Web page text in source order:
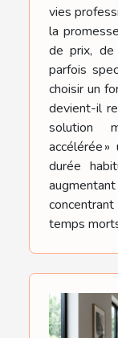
vies
la
de prix, de
parfois
choisir un
devient-il
solution
accélérée
durée
temps